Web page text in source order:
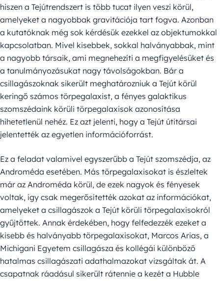
hiszen a Tejútrendszert is több tucat ilyen veszi körül,
amelyeket a nagyobbak gravitációja tart fogva. Azonban
a kutatóknak még sok kérdésük ezekkel az objektumokkal
kapcsolatban. Mivel kisebbek, sokkal halványabbak, mint
a nagyobb társaik, ami megnehezíti a megfigyelésüket és
a tanulmányozásukat nagy távolságokban. Bár a
csillagászoknak sikerült meghatározniuk a Tejút körül
keringő számos törpegalaxist, a fényes galaktikus
szomszédaink körüli törpegalaxisok azonosítása
hihetetlenül nehéz. Ez azt jelenti, hogy a Tejút útitársai
jelentették az egyetlen információforrást.
Ez a feladat valamivel egyszerűbb a Tejút szomszédja, az
Androméda esetében. Más törpegalaxisokat is észleltek
már az Androméda körül, de ezek nagyok és fényesek
voltak, így csak megerősítették azokat az információkat,
amelyeket a csillagászok a Tejút körüli törpegalaxisokról
gyűjtöttek. Annak érdekében, hogy felfedezzék ezeket a
kisebb és halványabb törpegalaxisokat, Marcos Arias, a
Michigani Egyetem csillagásza és kollégái különböző
hatalmas csillagászati adathalmazokat vizsgáltak át. A
csapatnak ráadásul sikerült rátennie a kezét a Hubble